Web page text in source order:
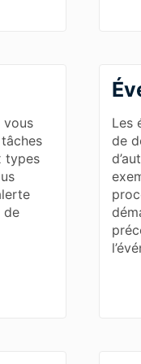
vous
types
de
Les
de